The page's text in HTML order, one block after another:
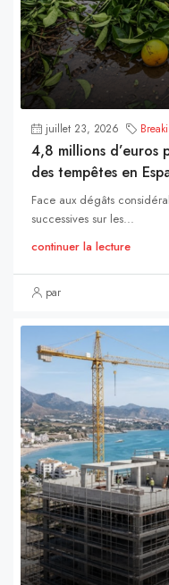
juillet 23, 2026
4,8 millions d’euros
des tempêtes en
Face aux dégâts
successives sur les...
continuer la lecture
par